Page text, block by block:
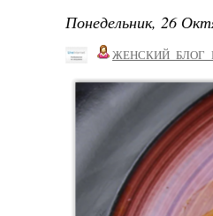
Понедельник, 26